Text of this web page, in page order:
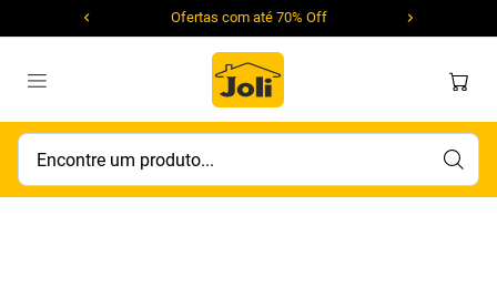
Ofertas com até 70% Off
Encontre um produto...